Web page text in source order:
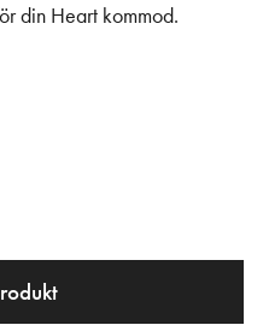
din Heart kommod.